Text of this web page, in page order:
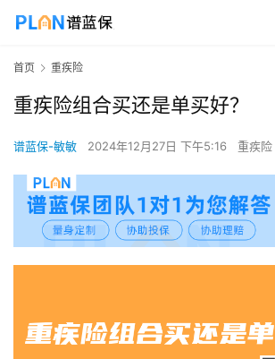
首页 重疾险
重疾险组合买还是单买好？
谱蓝保-敏敏 2024年12月27日 下午5:16 重疾险